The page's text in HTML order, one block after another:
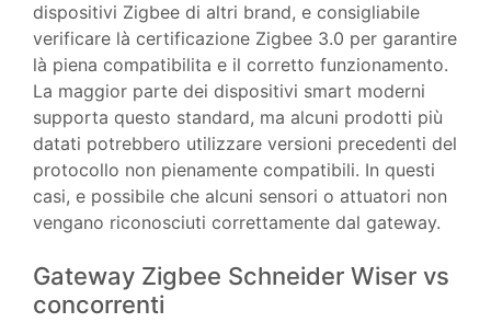
dispositivi Zigbee di altri brand, e consigliabile
verificare là certificazione Zigbee 3.0 per garantire
là piena compatibilita e il corretto funzionamento.
La maggior parte dei dispositivi smart moderni
supporta questo standard, ma alcuni prodotti più
datati potrebbero utilizzare versioni precedenti del
protocollo non pienamente compatibili. In questi
casi, e possibile che alcuni sensori o attuatori non
vengano riconosciuti correttamente dal gateway.
Gateway Zigbee Schneider Wiser vs
concorrenti